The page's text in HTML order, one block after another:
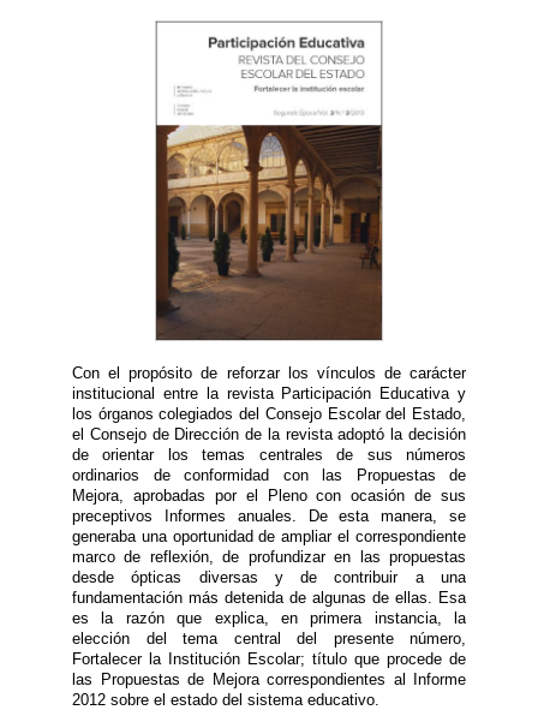
Con el propósito de reforzar los vínculos de carácter
institucional entre la revista Participación Educativa y
los órganos colegiados del Consejo Escolar del Estado,
el Consejo de Dirección de la revista adoptó la decisión
de orientar los temas centrales de sus números
ordinarios de conformidad con las Propuestas de
Mejora, aprobadas por el Pleno con ocasión de sus
preceptivos Informes anuales. De esta manera, se
generaba una oportunidad de ampliar el correspondiente
marco de reflexión, de profundizar en las propuestas
desde ópticas diversas y de contribuir a una
fundamentación más detenida de algunas de ellas. Esa
es la razón que explica, en primera instancia, la
elección del tema central del presente número,
Fortalecer la Institución Escolar; título que procede de
las Propuestas de Mejora correspondientes al Informe
2012 sobre el estado del sistema educativo.